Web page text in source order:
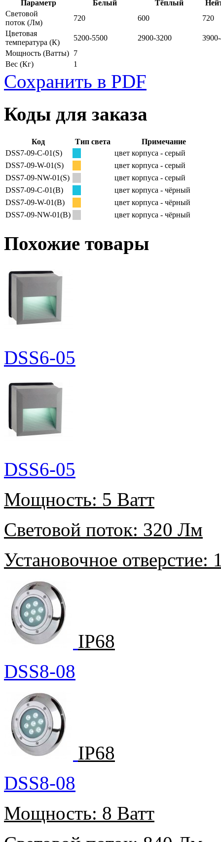
Параметр Белый Тёплый
Световой
поток (Лм)
720 600
720
Цветовая
температура (К)
5200-5500 2900-3200
Мощность (Ватты) 7
Вес (Кг) 1
Сохранить в PDF
Коды для заказа
Код Тип света
Примечание
DSS7-09-C-01(S)
цвет корпуса - серый
DSS7-09-W-01(S)
цвет корпуса - серый
DSS7-09-NW-01(S)
цвет корпуса - серый
DSS7-09-C-01(B)
цвет корпуса - чёрный
DSS7-09-W-01(B)
цвет корпуса - чёрный
DSS7-09-NW-01(B)
цвет корпуса - чёрный
Похожие товары
DSS6-05
DSS6-05
Мощность: 5 Ватт
Световой поток: 320 Лм
Установочное отверстие:
IP68
DSS8-08
IP68
DSS8-08
Мощность: 8 Ватт